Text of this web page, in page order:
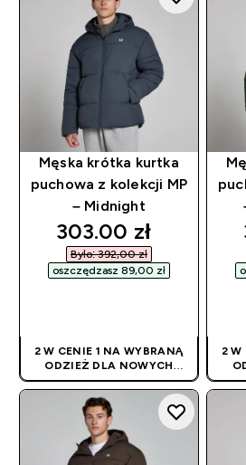
Męska krótka kurtka
puchowa z kolekcji MP
– Midnight
discounted price
303.00 zł‎
Było: 392,00 zł‎
oszczędzasz 89,00 zł‎
2 W CENIE 1 NA WYBRANĄ
ODZIEŻ DLA NOWYCH
KLIENTÓW! RABAT
NALICZANY
AUTOMATYCZNIE
2 W